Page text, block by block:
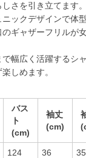
さを引き立てます。
ックデザインで体
ギャザーフリルが
幅広く活躍するシ
しめます。
バス
ト
(cm)
袖丈
(cm)
124 36 35